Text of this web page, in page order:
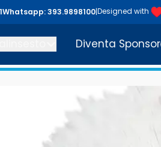
Whatsapp: 393.9898100|Designed with
Diventa Sponsor